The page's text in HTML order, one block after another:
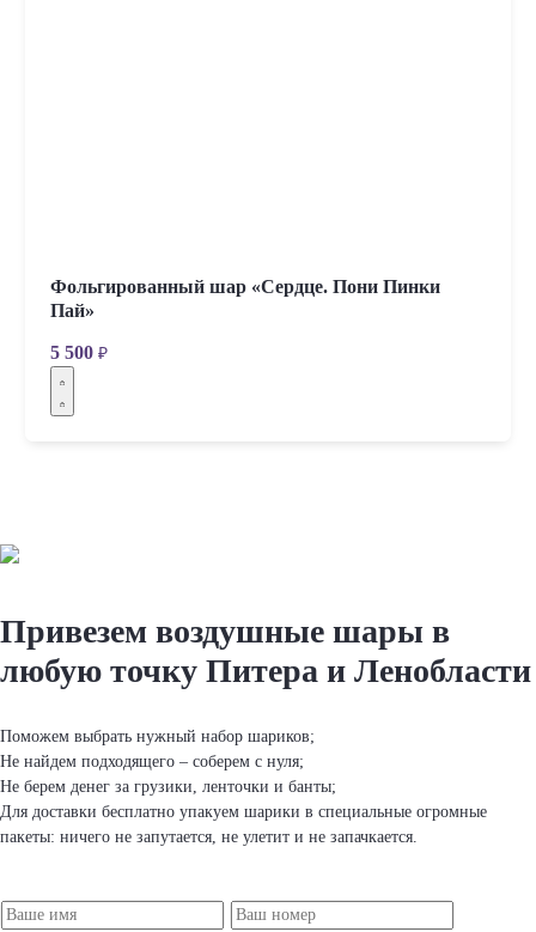
Фольгированный шар «Сердце. Пони Пинки
Пай»
5 500 ₽
Привезем вoздушные шapы в
любую точку Питера и Ленобласти
Поможем выбрать нужный набор шapиков;
Не найдем подходящего – соберем с нуля;
Не берем денег за грузики, ленточки и банты;
Для доставки бесплатно упакуем шapики в специальные огромные
пакеты: ничего не запутается, не улетит и не запачкается.